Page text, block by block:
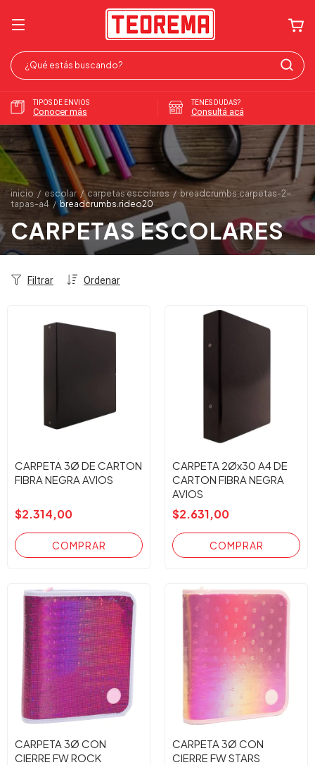
TIPOS DE ENVIOS
Conocer más
TENES DUDAS?
Consultá acá
inicio / escolar / carpetas escolares / breadcrumbs.carpetas-2-
tapas-a4 / breadcrumbs.rideo20
CARPETAS ESCOLARES
Ordenar
Filtrar
CARPETA 3Ø DE CARTON
FIBRA NEGRA AVIOS
$2.314,00
CARPETA 2Øx30 A4 DE
CARTON FIBRA NEGRA
AVIOS
$2.631,00
CARPETA 3Ø CON
CIERRE FW ROCK
CARPETA 3Ø CON
CIERRE FW STARS